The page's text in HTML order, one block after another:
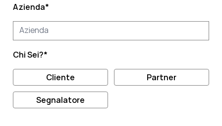
Azienda*
Chi Sei?*
Cliente Partner
Segnalatore